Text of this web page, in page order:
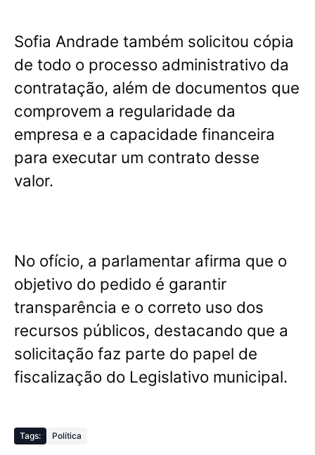
Sofia Andrade também solicitou cópia
de todo o processo administrativo da
contratação, além de documentos que
comprovem a regularidade da
empresa e a capacidade financeira
para executar um contrato desse
valor.
No ofício, a parlamentar afirma que o
objetivo do pedido é garantir
transparência e o correto uso dos
recursos públicos, destacando que a
solicitação faz parte do papel de
fiscalização do Legislativo municipal.
Tags: Política